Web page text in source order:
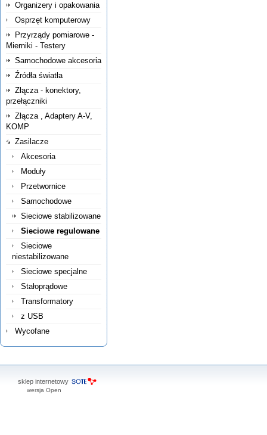
Organizery i opakowania
Osprzęt komputerowy
Przyrządy pomiarowe -
Mierniki - Testery
Samochodowe akcesoria
Źródła światła
Złącza - konektory,
przełączniki
Złącza , Adaptery A-V,
KOMP
Zasilacze
Akcesoria
Moduły
Przetwornice
Samochodowe
Sieciowe stabilizowane
Sieciowe regulowane
Sieciowe
niestabilizowane
Sieciowe specjalne
Stałoprądowe
Transformatory
z USB
Wycofane
sklep internetowy
wersja Open